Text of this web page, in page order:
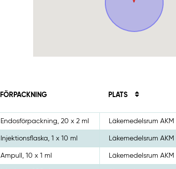
FÖRPACKNING PLATS
Endosförpackning, 20 x 2 ml Läkemedelsrum AKM
Injektionsflaska, 1 x 10 ml Läkemedelsrum AKM
Ampull, 10 x 1 ml Läkemedelsrum AKM